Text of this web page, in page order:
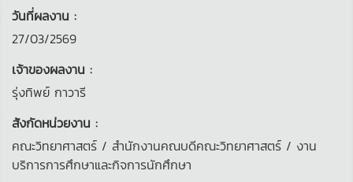
วันที่ผลงาน :
27/03/2569
เจ้าของผลงาน :
รุ่งทิพย์ กาวารี
สังกัดหน่วยงาน :
คณะวิทยาศาสตร์ / สำนักงานคณบดีคณะวิทยาศาสตร์ / งาน
บริการการศึกษาและกิจการนักศึกษา